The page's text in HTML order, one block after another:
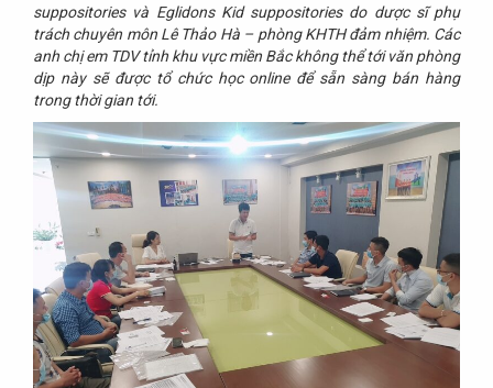
suppositories và Eglidons Kid suppositories do dược sĩ phụ
trách chuyên môn Lê Thảo Hà – phòng KHTH đảm nhiệm. Các
anh chị em TDV tỉnh khu vực miền Bắc không thể tới văn phòng
dịp này sẽ được tổ chức học online để sẵn sàng bán hàng
trong thời gian tới.